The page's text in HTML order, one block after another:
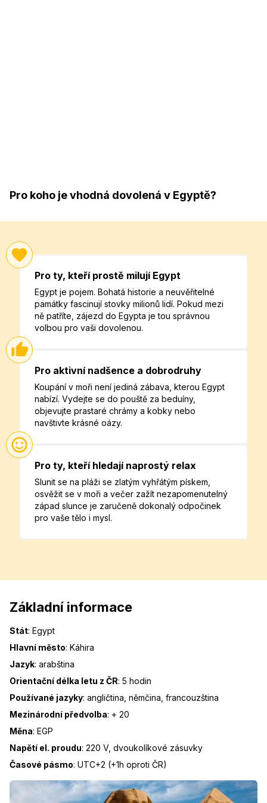
Pro koho je vhodná dovolená v Egyptě?
Pro ty, kteří prostě milují Egypt
Egypt je pojem. Bohatá historie a neuvěřitelné
památky fascinují stovky milionů lidí. Pokud mezi
ně patříte, zájezd do Egypta je tou správnou
volbou pro vaši dovolenou.
Pro aktivní nadšence a dobrodruhy
Koupání v moři není jediná zábava, kterou Egypt
nabízí. Vydejte se do pouště za beduíny,
objevujte prastaré chrámy a kobky nebo
navštivte krásné oázy.
Pro ty, kteří hledají naprostý relax
Slunit se na pláži se zlatým vyhřátým pískem,
osvěžit se v moři a večer zažít nezapomenutelný
západ slunce je zaručeně dokonalý odpočinek
pro vaše tělo i mysl.
Základní informace
Stát: Egypt
Hlavní město: Káhira
Jazyk: arabština
Orientační délka letu z ČR: 5 hodin
Používané jazyky: angličtina, němčina, francouzština
Mezinárodní předvolba: + 20
Měna: EGP
Napětí el. proudu: 220 V, dvoukolíkové zásuvky
Časové pásmo: UTC+2 (+1h oproti ČR)